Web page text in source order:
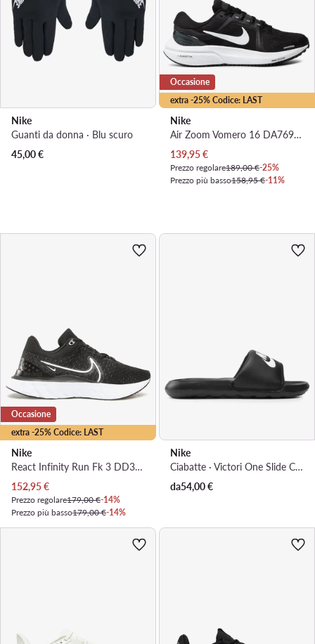
Nike
Guanti da donna · Blu scuro
45,00€
extra -25% Codice: LAST
Occasione
Nike
Air Zoom Vomero 16 DA7698 001 · Scarpe running
Prezzo attuale
139,95€
Prezzo regolare189,00 €-25%
Prezzo più basso158,95 €-11%
extra -25% Codice: LAST
Occasione
Nike
React Infinity Run Fk 3 DD3024 001 · Scarpe running
Prezzo attuale
152,95€
Prezzo regolare179,00 €-14%
Prezzo più basso179,00 €-14%
Nike
Ciabatte · Victori One Slide CN9677 005 · Nero
da54,00€